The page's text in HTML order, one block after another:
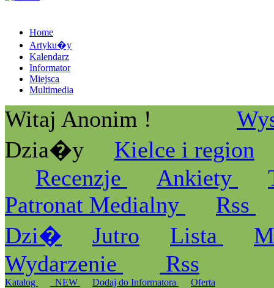
Home
Artyku�y
Kalendarz
Informator
Miejsca
Multimedia
Witaj Anonim !
Dzia�y
Kielce i region
Recenzje
Ankiety
Patronat Medialny
Rss
Dzi�
Jutro Lista
Wydarzenie
Rss
Katalog _NEW Dodaj do Informatora Oferta